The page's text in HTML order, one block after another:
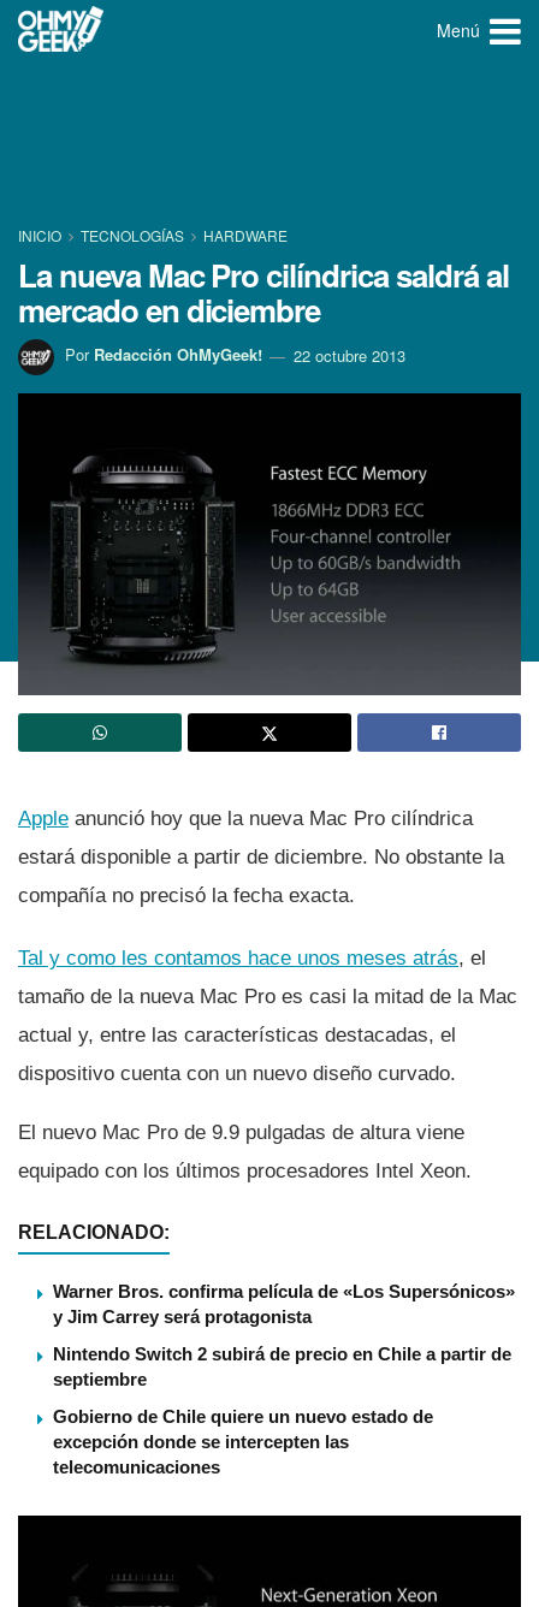
Menú
INICIO TECNOLOGÍ­AS HARDWARE
La nueva Mac Pro cilí­ndrica saldrá al
mercado en diciembre
Por Redacción OhMyGeek! 22 octubre 2013
Apple anunció hoy que la nueva Mac Pro cilí­ndrica
estará disponible a partir de diciembre. No obstante la
compañí­a no precisó la fecha exacta.
Tal y como les contamos hace unos meses atrás, el
tamaño de la nueva Mac Pro es casi la mitad de la Mac
actual y, entre las caracterí­sticas destacadas, el
dispositivo cuenta con un nuevo diseño curvado.
El nuevo Mac Pro de 9.9 pulgadas de altura viene
equipado con los últimos procesadores Intel Xeon.
RELACIONADO:
Warner Bros. confirma película de «Los Supersónicos»
y Jim Carrey será protagonista
Nintendo Switch 2 subirá de precio en Chile a partir de
septiembre
Gobierno de Chile quiere un nuevo estado de
excepción donde se intercepten las
telecomunicaciones